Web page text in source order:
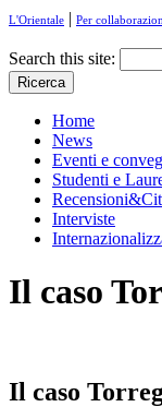
L'Orientale | Per
Search this site:
Home
News
Eventi e
Studenti e
Interviste
Il caso
Il caso